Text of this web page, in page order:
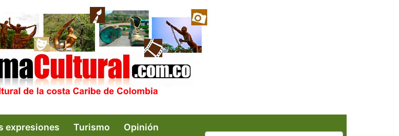
expresiones Turismo Opinión